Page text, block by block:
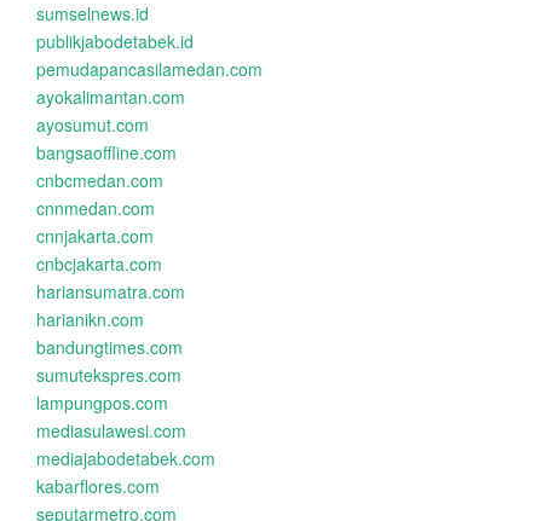
sumselnews.id
publikjabodetabek.id
pemudapancasilamedan.com
ayokalimantan.com
ayosumut.com
bangsaoffline.com
cnbcmedan.com
cnnmedan.com
cnnjakarta.com
cnbcjakarta.com
hariansumatra.com
harianikn.com
bandungtimes.com
sumutekspres.com
lampungpos.com
mediasulawesi.com
mediajabodetabek.com
kabarflores.com
seputarmetro.com